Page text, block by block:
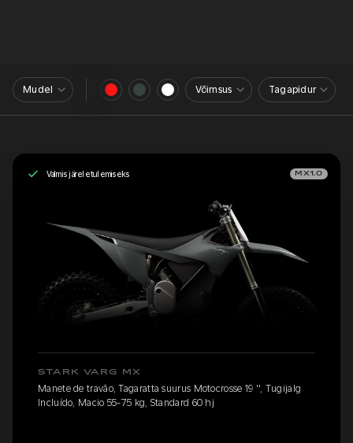
Mudel Võimsus Tagapidur
Valmis järeletulemiseks MX1.0
STARK VARG MX
Manete de travão, Tagaratta suurus Motocrosse 19 '', Tugijalg
Incluído, Macio 55-75 kg, Standard 60 hj